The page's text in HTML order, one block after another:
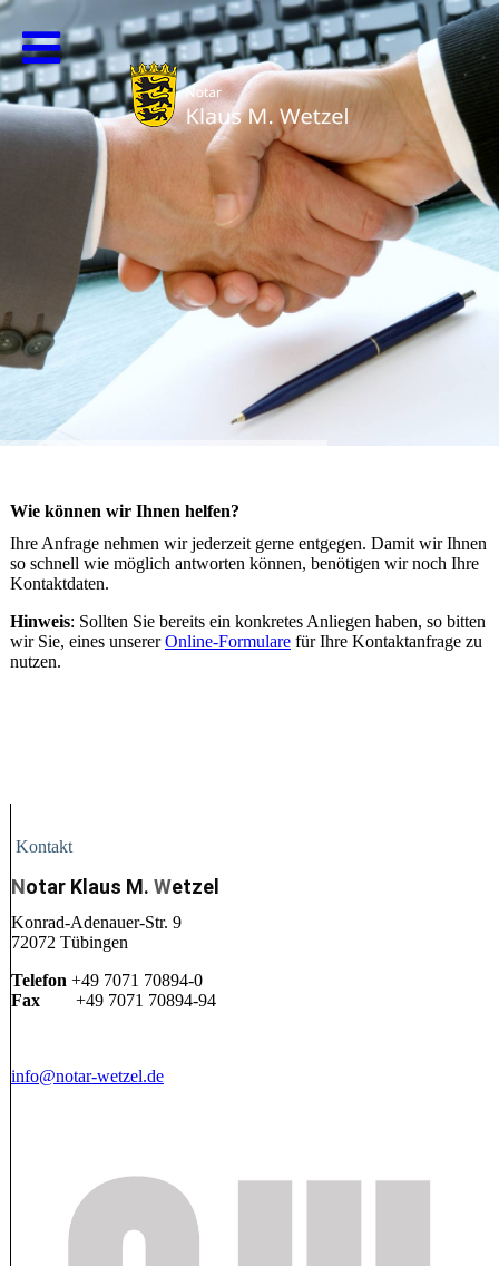
Wie können wir Ihnen helfen?
Ihre Anfrage nehmen wir jederzeit gerne entgegen. Damit wir Ihnen
so schnell wie möglich antworten können, benötigen wir noch Ihre
Kontaktdaten.
Hinweis: Sollten Sie bereits ein konkretes Anliegen haben, so bitten
wir Sie, eines unsererOnline-Formularefür Ihre Kontaktanfrage zu
nutzen.
Kontakt
Notar Klaus M. Wetzel
Konrad-Adenauer-Str. 9
72072 Tübingen
Telefon +49 7071 70894-0
Fax +49 7071 70894-94
info@notar-wetzel.de